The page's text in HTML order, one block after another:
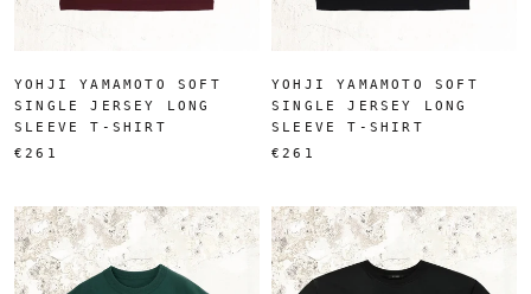
YOHJI YAMAMOTO SOFT
SINGLE JERSEY LONG
SLEEVE T-SHIRT
€261
YOHJI YAMAMOTO SOFT
SINGLE JERSEY LONG
SLEEVE T-SHIRT
€261